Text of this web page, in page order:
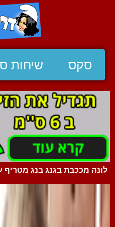
סקס שיחות
לונה מככבת בגנג בנג מטריף